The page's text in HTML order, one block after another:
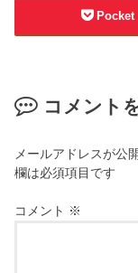
Pocket
コメント
メールアドレスが公
欄は必須項目です
コメント ※